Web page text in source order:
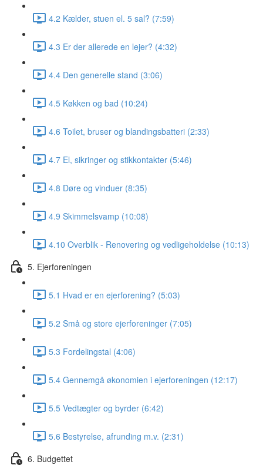
4.2 Kælder, stuen el. 5 sal? (7:59)
4.3 Er der allerede en lejer? (4:32)
4.4 Den generelle stand (3:06)
4.5 Køkken og bad (10:24)
4.6 Toilet, bruser og blandingsbatteri (2:33)
4.7 El, sikringer og stikkontakter (5:46)
4.8 Døre og vinduer (8:35)
4.9 Skimmelsvamp (10:08)
4.10 Overblik - Renovering og vedligeholdelse (10:13)
5. Ejerforeningen
5.1 Hvad er en ejerforening? (5:03)
5.2 Små og store ejerforeninger (7:05)
5.3 Fordelingstal (4:06)
5.4 Gennemgå økonomien i ejerforeningen (12:17)
5.5 Vedtægter og byrder (6:42)
5.6 Bestyrelse, afrunding m.v. (2:31)
6. Budgettet